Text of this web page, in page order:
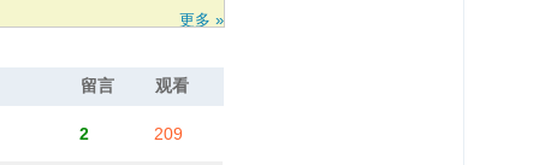
更多 »
留言
观看
2 209